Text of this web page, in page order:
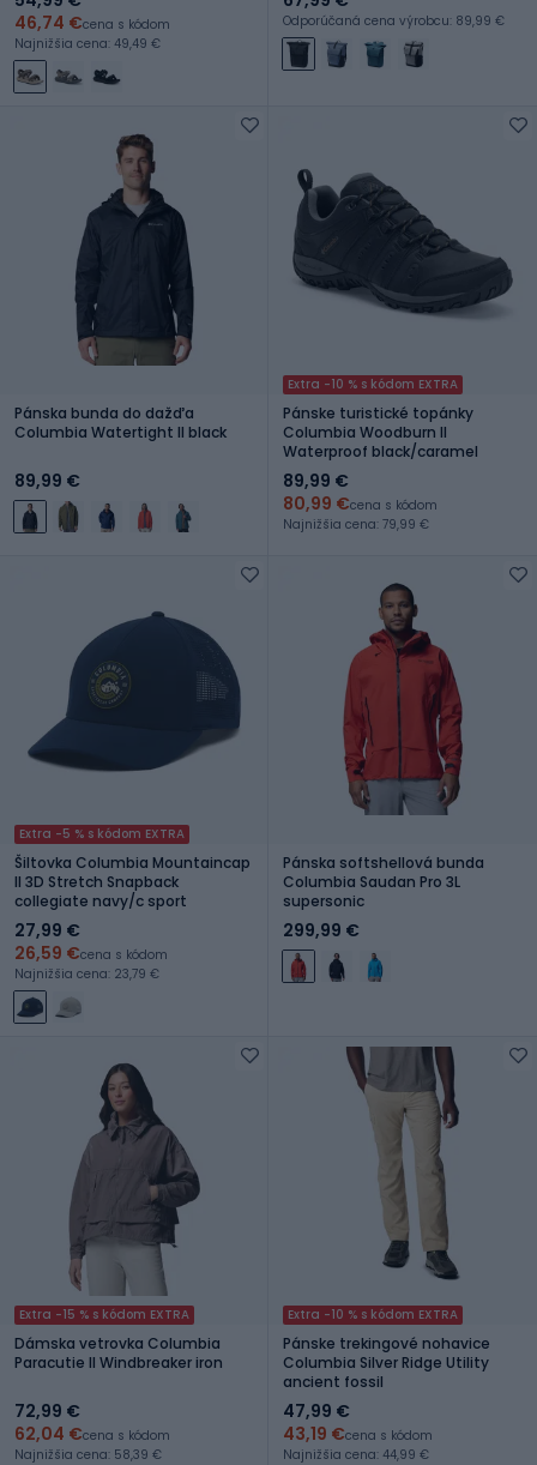
46,74 €cena s kódom
Najnižšia cena: 49,49 €
Odporúčaná cena výrobcu: 89,99 €
Pánska bunda do dažďa
Columbia Watertight II black
89,99 €
Extra -10 % s kódom EXTRA
Pánske turistické topánky
Columbia Woodburn II
Waterproof black/caramel
89,99 €
80,99 €cena s kódom
Najnižšia cena: 79,99 €
Extra -5 % s kódom EXTRA
Šiltovka Columbia Mountaincap
II 3D Stretch Snapback
collegiate navy/c sport
27,99 €
26,59 €cena s kódom
Najnižšia cena: 23,79 €
Pánska softshellová bunda
Columbia Saudan Pro 3L
supersonic
299,99 €
Extra -15 % s kódom EXTRA
Dámska vetrovka Columbia
Paracutie II Windbreaker iron
72,99 €
62,04 €cena s kódom
Najnižšia cena: 58,39 €
Extra -10 % s kódom EXTRA
Pánske trekingové nohavice
Columbia Silver Ridge Utility
ancient fossil
47,99 €
43,19 €cena s kódom
Najnižšia cena: 44,99 €